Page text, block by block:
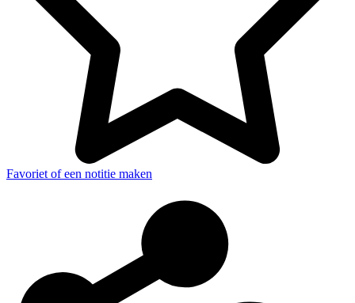
Favoriet of een notitie maken